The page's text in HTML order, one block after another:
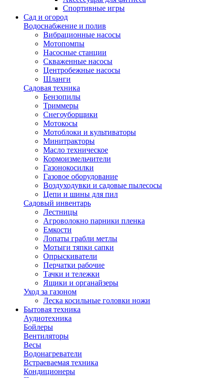
Спортивные игры
Сад и огород
Водоснабжение и полив
Вибрационные насосы
Мотопомпы
Насосные станции
Скваженные насосы
Центробежные насосы
Шланги
Садовая техника
Бензопилы
Триммеры
Снегоуборщики
Мотокосы
Мотоблоки и культиваторы
Минитракторы
Масло техническое
Кормоизмельчители
Газонокосилки
Газовое оборудование
Воздуходувки и садовые пылесосы
Цепи и шины для пил
Садовый инвентарь
Лестницы
Агроволокно парники пленка
Емкости
Лопаты грабли метлы
Мотыги тяпки сапки
Опрыскиватели
Перчатки рабочие
Тачки и тележки
Ящики и органайзеры
Уход за газоном
Леска косильные головки ножи
Бытовая техника
Аудиотехника
Бойлеры
Вентиляторы
Весы
Водонагреватели
Встраеваемая техника
Кондиционеры